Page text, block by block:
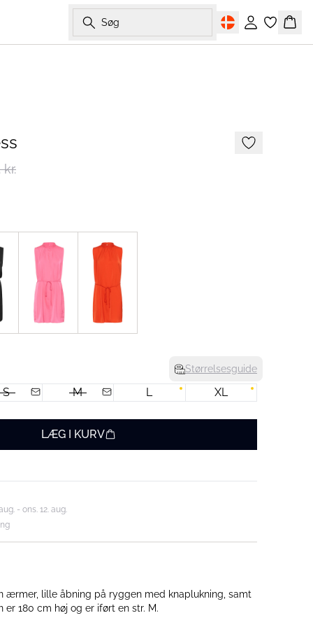
Søg
Log ind Kurv
Størrelsesguide
S M L
XL
LÆG I KURV
- ons. 12. aug.
ærmer, lille åbning på ryggen med knaplukning, samt
Modellen er 180 cm høj og er iført en str. M.